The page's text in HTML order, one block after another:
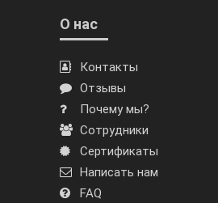
О нас
Контакты
Отзывы
Почему мы?
Сотрудники
Сертификаты
Написать нам
FAQ